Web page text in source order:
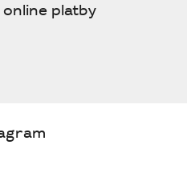
platby